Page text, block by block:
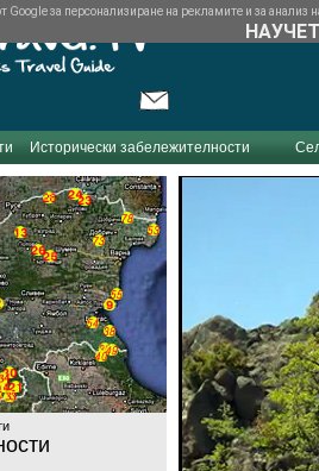
Исторически забележителности
Google за персонализиране на рекламите и за анализ